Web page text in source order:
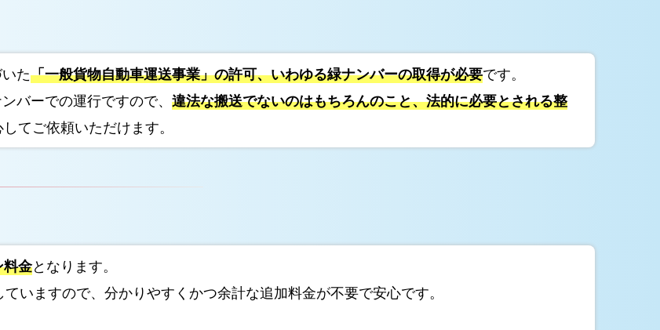
オ
プ
シ
ョ
ン
金
料
シ
ミ
た「一般貨物自動車運送事業」の許可、いわゆる緑ナンバーの取得が必要です。
バーでの運行ですので、違法な搬送でないのはもちろんのこと、法的に必要とされる整
てご依頼いただけます。
料金となります。
ていますので、分かりやすくかつ余計な追加料金が不要で安心です。